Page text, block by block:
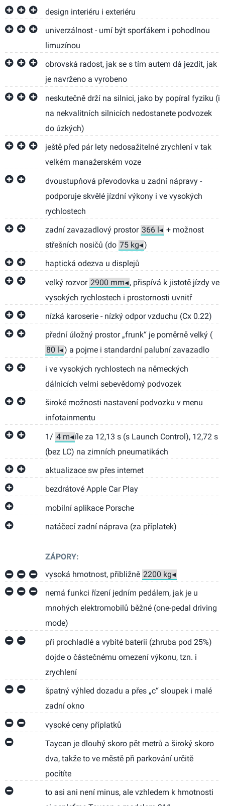
design interiéru i exteriéru
univerzálnost - umí být sporťákem i pohodlnou
limuzínou
obrovská radost, jak se s tím autem dá jezdit, jak
je navrženo a vyrobeno
neskutečně drží na silnici, jako by popíral fyziku (i
na nekvalitních silnicích nedostanete podvozek
do úzkých)
ještě před pár lety nedosažitelné zrychlení v tak
velkém manažerském voze
dvoustupňová převodovka u zadní nápravy -
podporuje skvělé jízdní výkony i ve vysokých
rychlostech
zadní zavazadlový prostor
+ možnost
střešních nosičů (do
)
haptická odezva u displejů
velký rozvor
, přispívá k jistotě jízdy ve
vysokých rychlostech i prostornosti uvnitř
nízká karoserie - nízký odpor vzduchu (Cx 0.22)
přední úložný prostor „frunk“ je poměrně velký (
) a pojme i standardní palubní zavazadlo
i ve vysokých rychlostech na německých
dálnicích velmi sebevědomý podvozek
široké možnosti nastavení podvozku v menu
infotainmentu
1/
íle za 12,13 s (s Launch Control), 12,72 s
(bez LC) na zimních pneumatikách
aktualizace sw přes internet
bezdrátové Apple Car Play
mobilní aplikace Porsche
natáčecí zadní náprava (za příplatek)
ZÁPORY:
vysoká hmotnost, přibližně
nemá funkci řízení jedním pedálem, jak je u
mnohých elektromobilů běžné (one-pedal driving
mode)
při prochladlé a vybité baterii (zhruba pod 25%)
dojde o částečnému omezení výkonu, tzn. i
zrychlení
špatný výhled dozadu a přes „c“ sloupek i malé
zadní okno
vysoké ceny příplatků
Taycan je dlouhý skoro pět metrů a široký skoro
dva, takže to ve městě při parkování určitě
pocítíte
to asi ani není minus, ale vzhledem k hmotnosti